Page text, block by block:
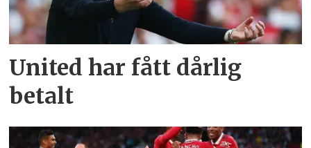
United har fått dårlig
betalt